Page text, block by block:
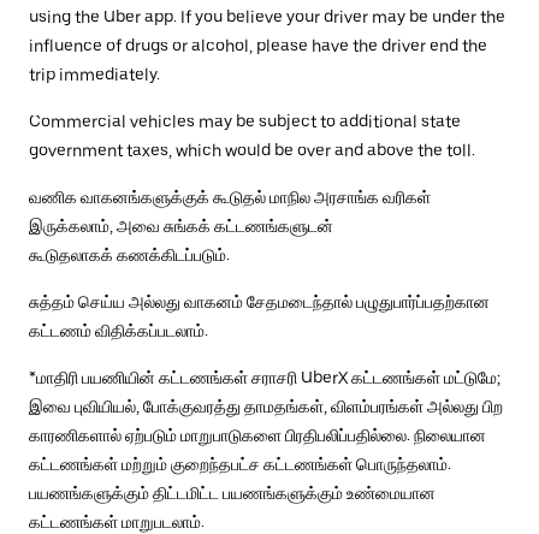
using the Uber app. If you believe your driver may be under the
influence of drugs or alcohol, please have the driver end the
trip immediately.
Commercial vehicles may be subject to additional state
government taxes, which would be over and above the toll.
வணிக வாகனங்களுக்குக் கூடுதல் மாநில அரசாங்க வரிகள்
இருக்கலாம், அவை சுங்கக் கட்டணங்களுடன்
கூடுதலாகக் கணக்கிடப்படும்.
சுத்தம் செய்ய அல்லது வாகனம் சேதமடைந்தால் பழுதுபார்ப்பதற்கான
கட்டணம் விதிக்கப்படலாம்.
*மாதிரி பயணியின் கட்டணங்கள் சராசரி UberX கட்டணங்கள் மட்டுமே;
இவை புவியியல், போக்குவரத்து தாமதங்கள், விளம்பரங்கள் அல்லது பிற
காரணிகளால் ஏற்படும் மாறுபாடுகளை பிரதிபலிப்பதில்லை. நிலையான
கட்டணங்கள் மற்றும் குறைந்தபட்ச கட்டணங்கள் பொருந்தலாம்.
பயணங்களுக்கும் திட்டமிட்ட பயணங்களுக்கும் உண்மையான
கட்டணங்கள் மாறுபடலாம்.